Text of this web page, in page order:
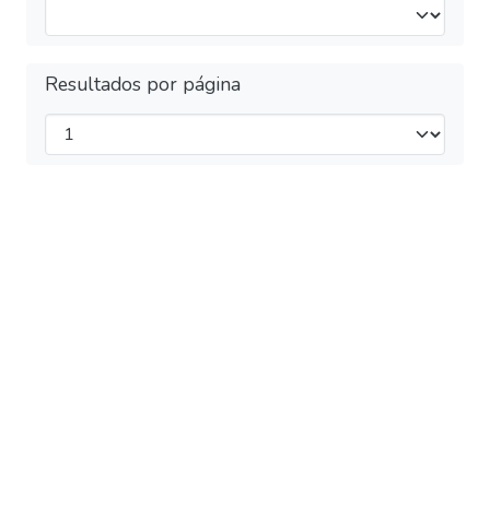
Resultados por página